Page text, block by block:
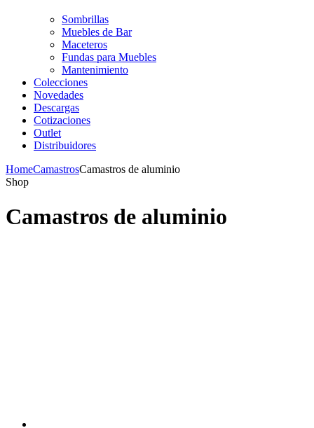
Sombrillas
Muebles de Bar
Maceteros
Fundas para Muebles
Mantenimiento
Colecciones
Novedades
Descargas
Cotizaciones
Outlet
Distribuidores
HomeCamastrosCamastros de aluminio
Shop
Camastros de aluminio